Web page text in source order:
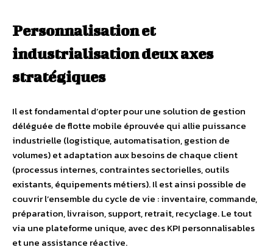
Personnalisation et
industrialisation deux axes
stratégiques
Il est fondamental d’opter pour une solution de gestion
déléguée de flotte mobile éprouvée qui allie puissance
industrielle (logistique, automatisation, gestion de
volumes) et adaptation aux besoins de chaque client
(processus internes, contraintes sectorielles, outils
existants, équipements métiers). Il est ainsi possible de
couvrir l’ensemble du cycle de vie : inventaire, commande,
préparation, livraison, support, retrait, recyclage. Le tout
via une plateforme unique, avec des KPI personnalisables
et une assistance réactive.